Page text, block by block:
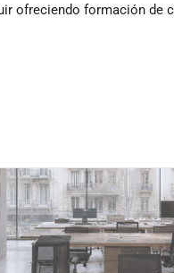
ofreciendo formación de